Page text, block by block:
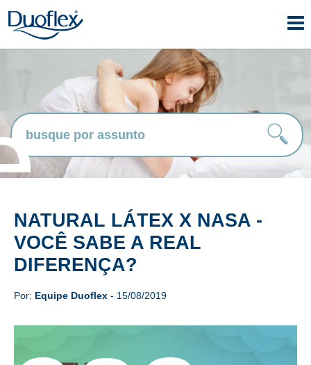
NATURAL LÁTEX X NASA -
VOCÊ SABE A REAL
DIFERENÇA?
Por: Equipe Duoflex - 15/08/2019